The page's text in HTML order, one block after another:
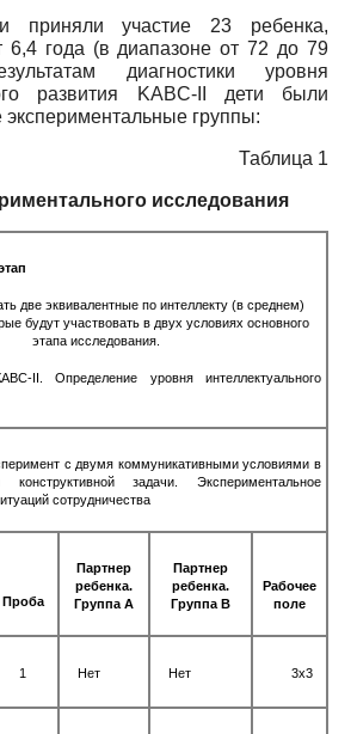
приняли участие 23 ребенка,
6,4 года (в диапазоне от 72 до 79
диагностики уровня
развития KABC-II дети были
группы:
Таблица 1
исследования
две эквивалентные по интеллекту (в среднем)
будут участвовать в двух условиях основного
этапа исследования.
II. Определение уровня интеллектуального
с двумя коммуникативными условиями в
задачи. Экспериментальное
сотрудничества
Проба
Партнер
ребенка.
Группа А
Партнер
ребенка.
Группа В
Рабочее
поле
1 Нет Нет 3х3